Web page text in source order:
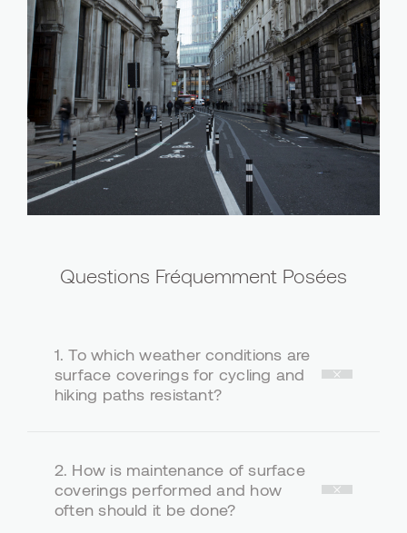
Questions Fréquemment Posées
1. To which weather conditions are
surface coverings for cycling and
hiking paths resistant?
2. How is maintenance of surface
coverings performed and how
often should it be done?